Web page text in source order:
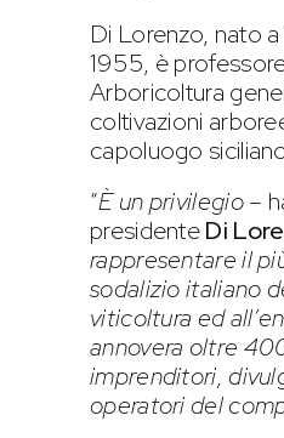
Di Lorenzo, nato
1955, è
Arboricoltura
coltivazioni
capoluogo
“È un privilegio–
presidenteDi
rappresentare il
sodalizio italiano
viticoltura ed
annovera oltre
imprenditori,
operatori del